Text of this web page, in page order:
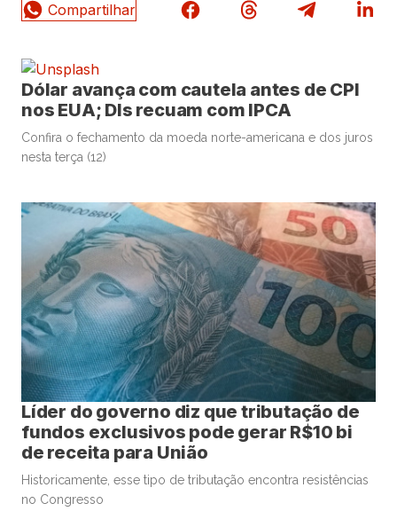
Dólar avança com cautela antes de CPI
nos EUA; DIs recuam com IPCA
Confira o fechamento da moeda norte-americana e dos juros
nesta terça (12)
Líder do governo diz que tributação de
fundos exclusivos pode gerar R$10 bi
de receita para União
Historicamente, esse tipo de tributação encontra resistências
no Congresso